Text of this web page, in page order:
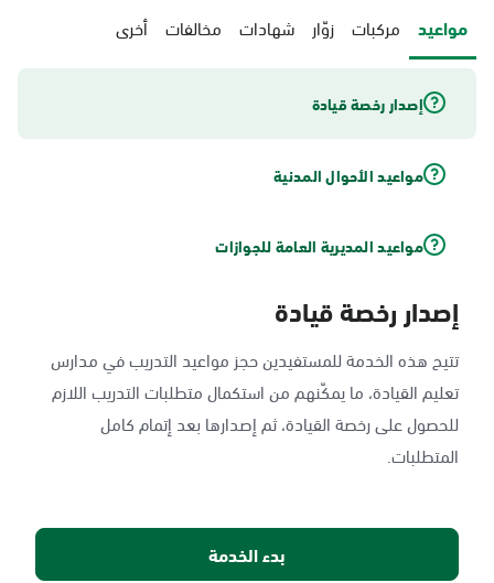
مواعيد مركبات زوّار شهادات مخالفات أخرى
إصدار رخصة قيادة
مواعيد الأحوال المدنية
مواعيد المديرية العامة للجوازات
إصدار رخصة قيادة
تتيح هذه الخدمة للمستفيدين حجز مواعيد التدريب في مدارس
تعليم القيادة، ما يمكّنهم من استكمال متطلبات التدريب اللازم
للحصول على رخصة القيادة، ثم إصدارها بعد إتمام كامل
المتطلبات.
بدء الخدمة